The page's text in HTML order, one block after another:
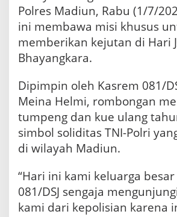
B
e
i
s
A
m
a
M
s
a
r
Polres Madiun, Rabu (1/7/
ini membawa misi khusus
memberikan kejutan di Hari
Bhayangkara.
Dipimpin oleh Kasrem 081/
Meina Helmi, rombongan
tumpeng dan kue ulang
simbol soliditas TNI-Polri
di wilayah Madiun.
“Hari ini kami keluarga
081/DSJ sengaja
kami dari kepolisian karena